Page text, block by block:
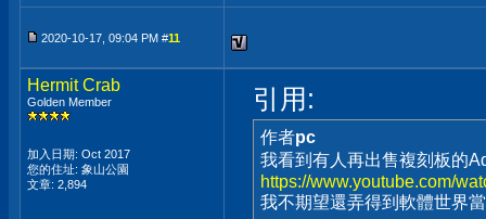
2020-10-17, 09:04 PM #11
Hermit Crab
Golden Member
加入日期: Oct 2017
您的住址: 象山公園
文章: 2,894
引用:
作者pc
我看到有人再出售複刻板的
https://www.youtube.com/
我不期望還弄得到軟體世界